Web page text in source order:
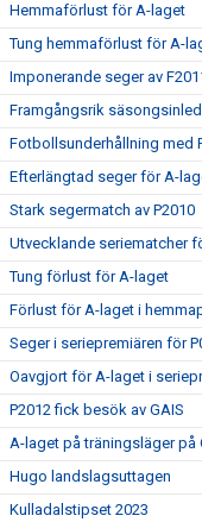
Hemmaförlust för A-laget
Tung hemmaförlust för A-
Imponerande seger av
Framgångsrik
Fotbollsunderhållning med
Efterlängtad seger för A-
Stark segermatch av P2010
Utvecklande seriematcher
Tung förlust för A-laget
Förlust för A-laget i
Seger i seriepremiären för
Oavgjort för A-laget i
P2012 fick besök av GAIS
A-laget på träningsläger på
Hugo landslagsuttagen
Kulladalstipset 2023